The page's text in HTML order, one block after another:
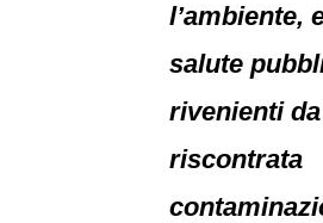
l’ambiente,
salute
rivenienti
riscontrata